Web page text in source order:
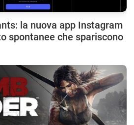
la nuova app Instagram
spontanee che spariscono